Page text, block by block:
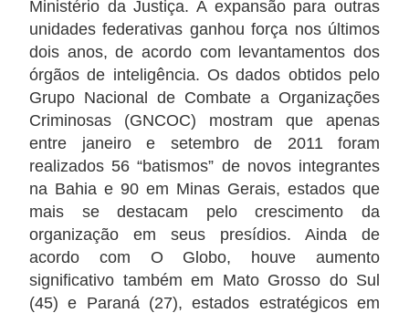
Ministério da Justiça. A expansão para outras
unidades federativas ganhou força nos últimos
dois anos, de acordo com levantamentos dos
órgãos de inteligência. Os dados obtidos pelo
Grupo Nacional de Combate a Organizações
Criminosas (GNCOC) mostram que apenas
entre janeiro e setembro de 2011 foram
realizados 56 “batismos” de novos integrantes
na Bahia e 90 em Minas Gerais, estados que
mais se destacam pelo crescimento da
organização em seus presídios. Ainda de
acordo com O Globo, houve aumento
significativo também em Mato Grosso do Sul
(45) e Paraná (27), estados estratégicos em